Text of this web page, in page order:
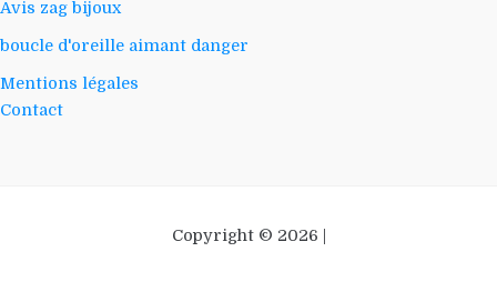
Avis zag bijoux
boucle d'oreille aimant danger
Mentions légales
Contact
Copyright © 2026 |